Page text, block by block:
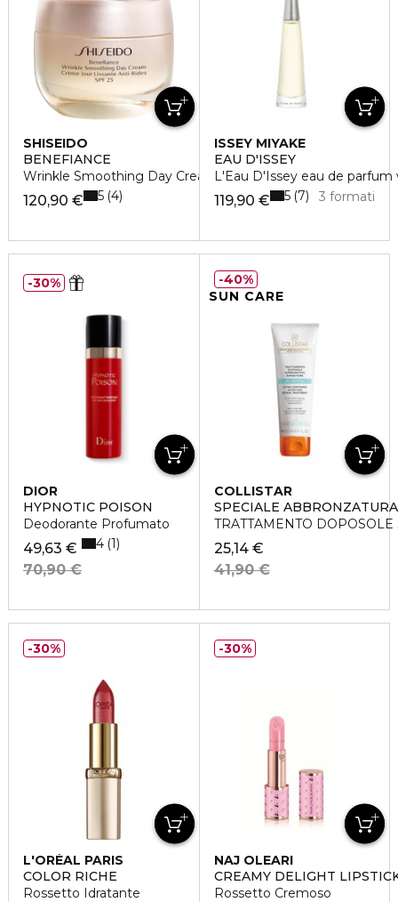
SHISEIDO
BENEFIANCE
Wrinkle Smoothing Day Cream SPF 25
120,90 € 5 4
ISSEY MIYAKE
EAU D'ISSEY
L'Eau D'Issey eau de
119,90 € 3 formati
5 7
DIOR
HYPNOTIC POISON
Deodorante Profumato
49,63 €
70,90 €
4 1
30%
SUN CARE
COLLISTAR
SPECIALE
TRATTAMENTO
25,14 €
41,90 €
40%
L'ORÉAL PARIS
COLOR RICHE
Rossetto Idratante
30%
NAJ OLEARI
CREAMY DELIGHT
Rossetto Cremoso
30%